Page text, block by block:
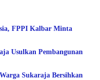
FPPI Kalbar Minta
Usulkan Pembangunan
Sukaraja Bersihkan